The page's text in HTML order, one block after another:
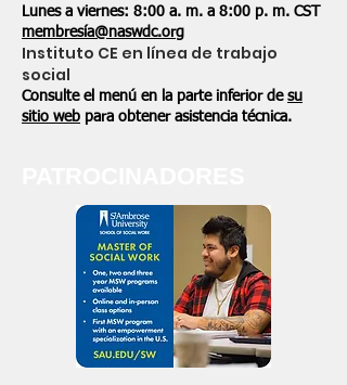
Lunes a viernes: 8:00 a. m. a 8:00 p. m. CST
membresía@naswdc.org
Instituto CE en línea de trabajo
social
Consulte el menú en la parte inferior de su
sitio web para obtener asistencia técnica.